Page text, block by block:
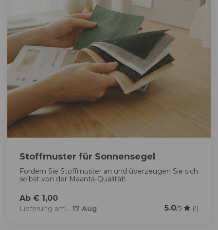
Stoffmuster für Sonnensegel
Fordern Sie Stoffmuster an und überzeugen Sie sich
selbst von der Maanta-Qualität!
Ab € 1,00
Lieferung am... 17 Aug 5.0/5 (1)